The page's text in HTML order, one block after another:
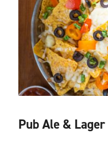
Pub Ale & Lager